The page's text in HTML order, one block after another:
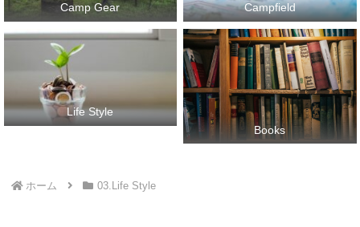
Camp Gear Campfield
Life Style
Books
ホーム 03.Life Style